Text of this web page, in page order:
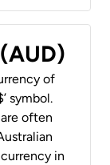
of
symbol.
often
in